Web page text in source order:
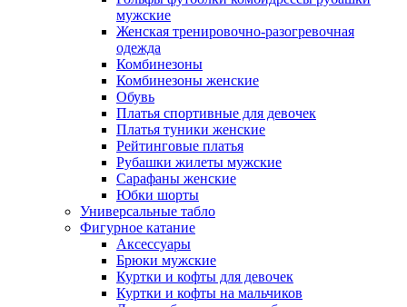
мужские
Женская тренировочно-разогревочная
одежда
Комбинезоны
Комбинезоны женские
Обувь
Платья спортивные для девочек
Платья туники женские
Рейтинговые платья
Рубашки жилеты мужские
Сарафаны женские
Юбки шорты
Универсальные табло
Фигурное катание
Аксессуары
Брюки мужские
Куртки и кофты для девочек
Куртки и кофты на мальчиков